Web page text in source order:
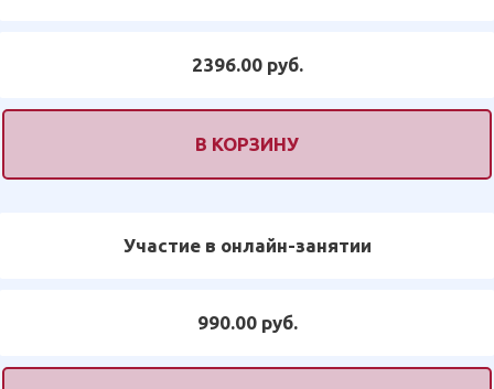
2396.00 руб.
В КОРЗИНУ
Участие в онлайн-занятии
990.00 руб.